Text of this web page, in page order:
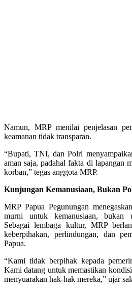
Namun, MRP menilai penjelasan
keamanan tidak transparan.
“Bupati, TNI, dan Polri
aman saja, padahal fakta di lapangan
korban,” tegas anggota MRP.
Kunjungan Kemanusiaan, Bukan
MRP Papua Pegunungan
murni untuk kemanusiaan, bukan
Sebagai lembaga kultur, MRP
keberpihakan, perlindungan, dan
Papua.
“Kami tidak berpihak kepada
Kami datang untuk memastikan
menyuarakan hak-hak mereka,” ujar